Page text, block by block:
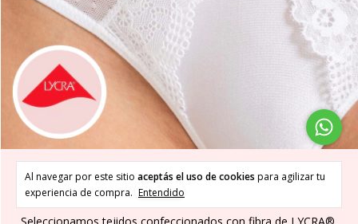
Al navegar por este sitio aceptás el uso de cookies para agilizar tu
experiencia de compra. Entendido
¿CONOCÉS LAS PROPIEDADES DE LA FIBRA
DE LYCRA®?